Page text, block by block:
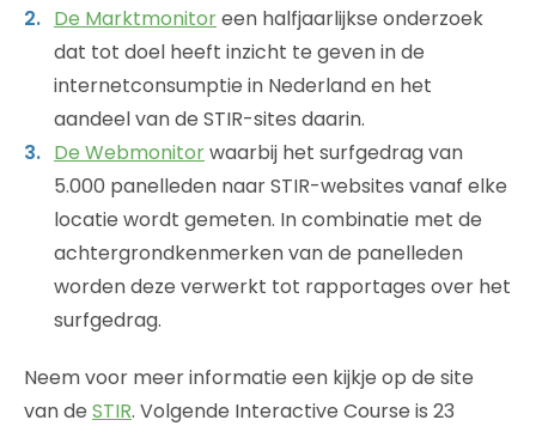
De Marktmonitoreen halfjaarlijkse onderzoek
dat tot doel heeft inzicht te geven in de
internetconsumptie in Nederland en het
aandeel van de STIR-sites daarin.
De Webmonitorwaarbij het surfgedrag van
5.000 panelleden naar STIR-websites vanaf elke
locatie wordt gemeten. In combinatie met de
achtergrondkenmerken van de panelleden
worden deze verwerkt tot rapportages over het
surfgedrag.
Neem voor meer informatie een kijkje op de site
van de STIR. Volgende Interactive Course is 23